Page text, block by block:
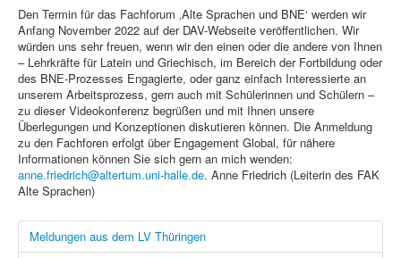
Den Termin für das Fachforum ‚Alte Sprachen und BNE‘ werden wir
Anfang November 2022 auf der DAV-Webseite veröffentlichen. Wir
würden uns sehr freuen, wenn wir den einen oder die andere von Ihnen
– Lehrkräfte für Latein und Griechisch, im Bereich der Fortbildung oder
des BNE-Prozesses Engagierte, oder ganz einfach Interessierte an
unserem Arbeitsprozess, gern auch mit Schülerinnen und Schülern –
zu dieser Videokonferenz begrüßen und mit Ihnen unsere
Überlegungen und Konzeptionen diskutieren können. Die Anmeldung
zu den Fachforen erfolgt über Engagement Global, für nähere
Informationen können Sie sich gern an mich wenden:
anne.friedrich@altertum.uni-halle.de. Anne Friedrich (Leiterin des FAK
Alte Sprachen)
Meldungen aus dem LV Thüringen